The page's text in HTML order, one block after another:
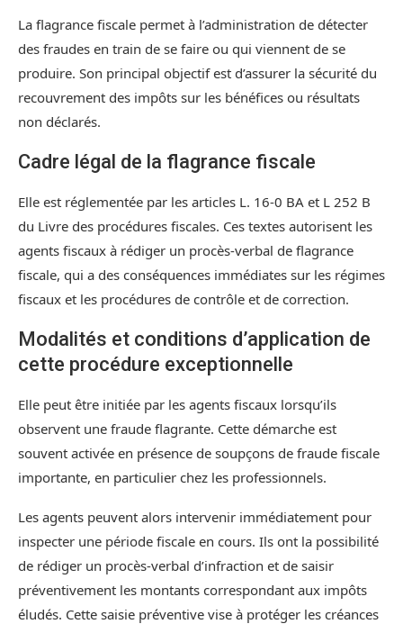
La flagrance fiscale permet à l’administration de détecter
des fraudes en train de se faire ou qui viennent de se
produire. Son principal objectif est d’assurer la sécurité du
recouvrement des impôts sur les bénéfices ou résultats
non déclarés.
Cadre légal de la flagrance fiscale
Elle est réglementée par les articles L. 16-0 BA et L 252 B
du Livre des procédures fiscales. Ces textes autorisent les
agents fiscaux à rédiger un procès-verbal de flagrance
fiscale, qui a des conséquences immédiates sur les régimes
fiscaux et les procédures de contrôle et de correction.
Modalités et conditions d’application de
cette procédure exceptionnelle
Elle peut être initiée par les agents fiscaux lorsqu’ils
observent une fraude flagrante. Cette démarche est
souvent activée en présence de soupçons de fraude fiscale
importante, en particulier chez les professionnels.
Les agents peuvent alors intervenir immédiatement pour
inspecter une période fiscale en cours. Ils ont la possibilité
de rédiger un procès-verbal d’infraction et de saisir
préventivement les montants correspondant aux impôts
éludés. Cette saisie préventive vise à protéger les créances